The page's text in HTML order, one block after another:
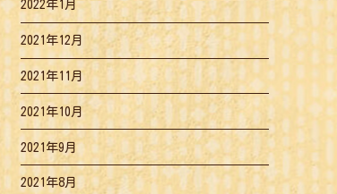
2022年1月
2021年12月
2021年11月
2021年10月
2021年9月
2021年8月